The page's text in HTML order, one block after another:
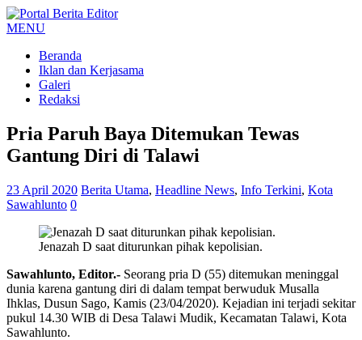
MENU
Beranda
Iklan dan Kerjasama
Galeri
Redaksi
Pria Paruh Baya Ditemukan Tewas
Gantung Diri di Talawi
23 April 2020 Berita Utama, Headline News, Info Terkini, Kota
Sawahlunto 0
Jenazah D saat diturunkan pihak kepolisian.
Sawahlunto, Editor.- Seorang pria D (55) ditemukan meninggal
dunia karena gantung diri di dalam tempat berwuduk Musalla
Ihklas, Dusun Sago, Kamis (23/04/2020). Kejadian ini terjadi sekitar
pukul 14.30 WIB di Desa Talawi Mudik, Kecamatan Talawi, Kota
Sawahlunto.